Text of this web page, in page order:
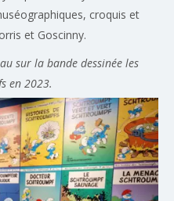
croquis et
et Goscinny.
sur la bande dessinée les
en 2023.